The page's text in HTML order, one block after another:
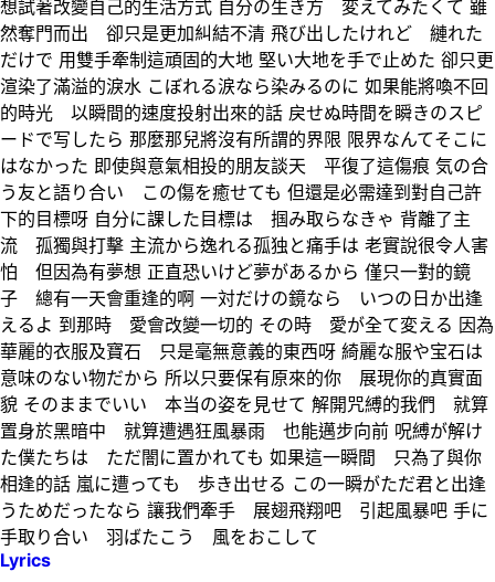
想試著改變自己的生活方式 自分の生き方 変えてみたくて 雖
然奪門而出 卻只是更加糾結不清 飛び出したけれど 縺れた
だけで 用雙手牽制這頑固的大地 堅い大地を手で止めた 卻只更
渲染了滿溢的淚水 こぼれる涙なら染みるのに 如果能將喚不回
的時光 以瞬間的速度投射出來的話 戻せぬ時間を瞬きのスピ
ードで写したら 那麼那兒將沒有所謂的界限 限界なんてそこに
はなかった 即使與意氣相投的朋友談天 平復了這傷痕 気の合
う友と語り合い この傷を癒せても 但還是必需達到對自己許
下的目標呀 自分に課した目標は 掴み取らなきゃ 背離了主
流 孤獨與打擊 主流から逸れる孤独と痛手は 老實說很令人害
怕 但因為有夢想 正直恐いけど夢があるから 僅只一對的鏡
子 總有一天會重逢的啊 一対だけの鏡なら いつの日か出逢
えるよ 到那時 愛會改變一切的 その時 愛が全て変える 因為
華麗的衣服及寶石 只是毫無意義的東西呀 綺麗な服や宝石は
意味のない物だから 所以只要保有原來的你 展現你的真實面
貌 そのままでいい 本当の姿を見せて 解開咒縛的我們 就算
置身於黑暗中 就算遭遇狂風暴雨 也能邁步向前 呪縛が解け
た僕たちは ただ闇に置かれても 如果這一瞬間 只為了與你
相逢的話 嵐に遭っても 歩き出せる この一瞬がただ君と出逢
うためだったなら 讓我們牽手 展翅飛翔吧 引起風暴吧 手に
手取り合い 羽ばたこう 風をおこして
Lyrics